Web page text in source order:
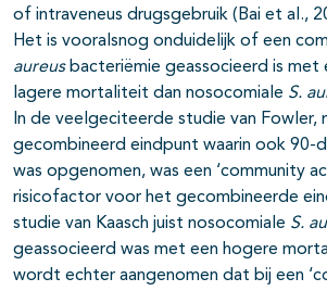
of intraveneus drugsgebruik (Bai et al.,
Het is vooralsnog onduidelijk of een
aureus bacteriëmie geassocieerd is met
lagere mortaliteit dan nosocomiale S.
In de veelgeciteerde studie van Fowler,
gecombineerd eindpunt waarin ook 90-
was opgenomen, was een ‘community
risicofactor voor het gecombineerde
studie van Kaasch juist nosocomiale S.
geassocieerd was met een hogere
wordt echter aangenomen dat bij een